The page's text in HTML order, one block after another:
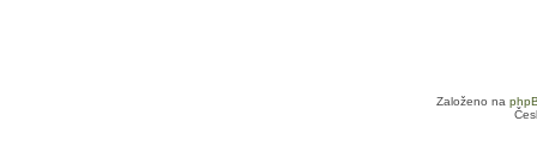
Založeno na